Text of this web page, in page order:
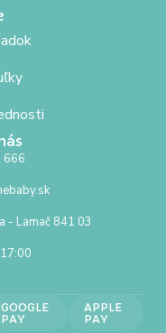
666
- Lamač 841 03
GOOGLE
PAY
APPLE
PAY